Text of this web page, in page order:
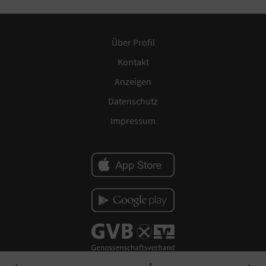
Über Profil
Kontakt
Anzeigen
Datenschutz
Impressum